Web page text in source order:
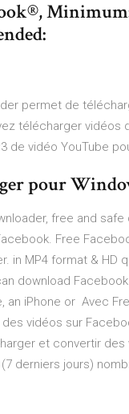
permet de
télécharger vidéos
de vidéo YouTube
pour
free and
Free
in MP4 format & HD
download
an iPhone or Avec
vidéos sur
et convertir
derniers jours)